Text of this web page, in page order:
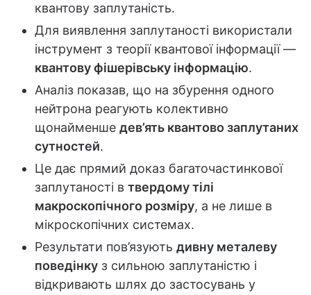
квантову заплутаність.
Для виявлення заплутаності використали
інструмент з теорії квантової інформації —
квантову фішерівську інформацію.
Аналіз показав, що на збурення одного
нейтрона реагують колективно
щонайменше дев’ять квантово заплутаних
сутностей.
Це дає прямий доказ багаточастинкової
заплутаності в твердому тілі
макроскопічного розміру, а не лише в
мікроскопічних системах.
Результати пов’язують дивну металеву
поведінку з сильною заплутаністю і
відкривають шлях до застосувань у